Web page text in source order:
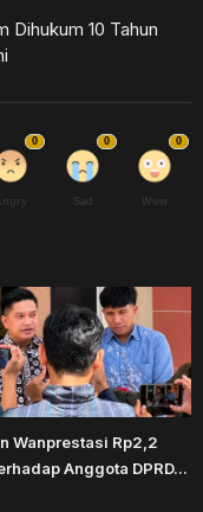
Dihukum 10 Tahun
0 0
Sad
0
Wow
Wanprestasi Rp2,2
Anggota DPRD...